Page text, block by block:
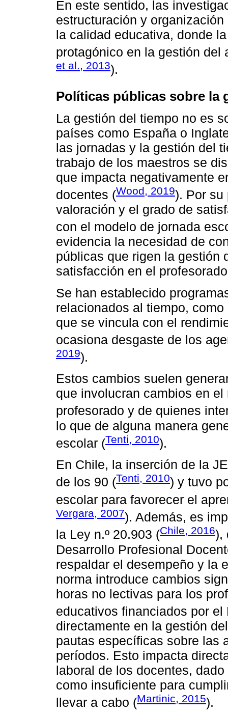
En este sentido, las
estructuración y
la calidad educativa, donde
protagónico en la gestión del
et al., 2013).
Políticas públicas sobre la
La gestión del tiempo no es
países como España o
las jornadas y la gestión del
trabajo de los maestros se
que impacta negativamente
docentes (Wood, 2019). Por su
valoración y el grado de
con el modelo de jornada
evidencia la necesidad de
públicas que rigen la gestión
satisfacción en el
Se han establecido
relacionados al tiempo,
que se vincula con el
ocasiona desgaste de los
2019).
Estos cambios suelen
que involucran cambios en
profesorado y de quienes
lo que de alguna manera
escolar (Tenti, 2010).
En Chile, la inserción de la
de los 90 (Tenti, 2010) y tuvo
escolar para favorecer el
Vergara, 2007). Además, es
la Ley n.º 20.903 (Chile, 2016),
Desarrollo Profesional
respaldar el desempeño y la
norma introduce cambios
horas no lectivas para los
educativos financiados por el
directamente en la gestión
pautas específicas sobre las
períodos. Esto impacta
laboral de los docentes,
como insuficiente para
llevar a cabo (Martinic, 2015).